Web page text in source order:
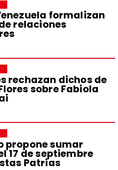
formalizan
relaciones
rechazan dichos de
sobre Fabiola
propone sumar
17 de septiembre
Patrias